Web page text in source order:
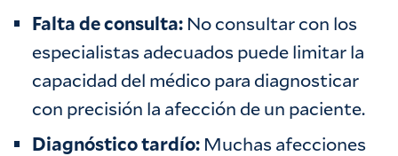
Falta de consulta: No consultar con los
especialistas adecuados puede limitar la
capacidad del médico para diagnosticar
con precisión la afección de un paciente. ‍
Diagnóstico tardío: Muchas afecciones